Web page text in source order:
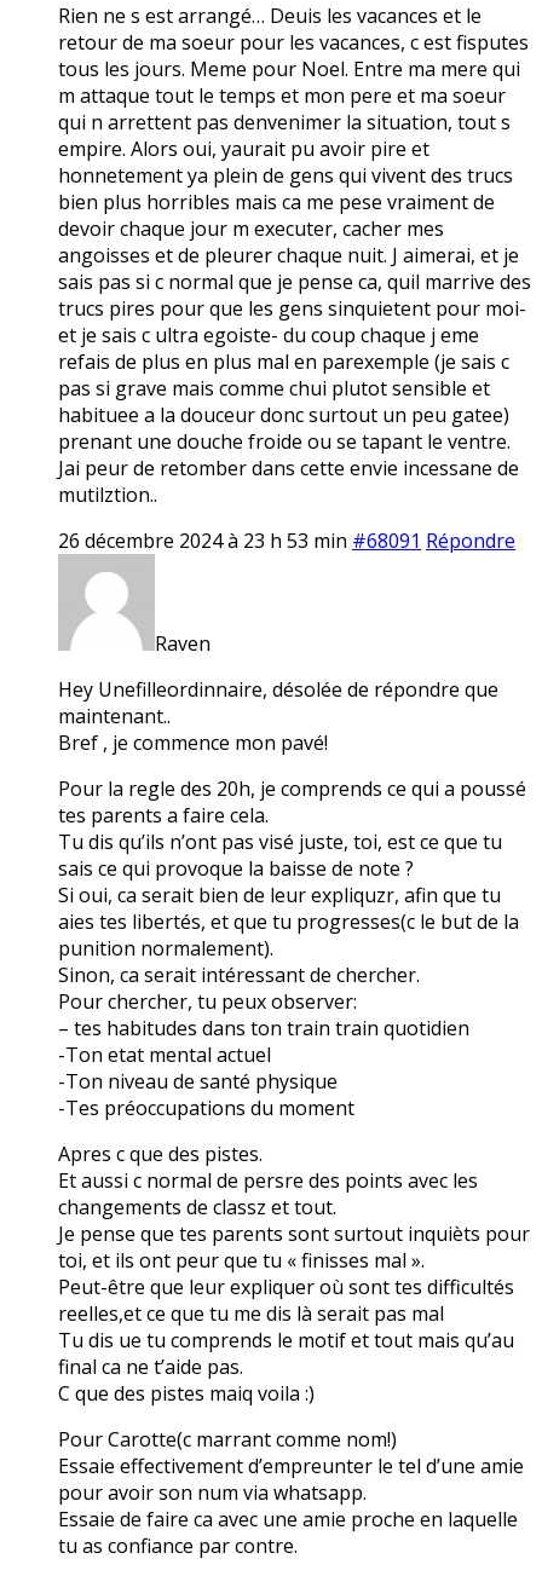
Rien ne s est arrangé… Deuis les vacances et le
retour de ma soeur pour les vacances, c est fisputes
tous les jours. Meme pour Noel. Entre ma mere qui
m attaque tout le temps et mon pere et ma soeur
qui n arrettent pas denvenimer la situation, tout s
empire. Alors oui, yaurait pu avoir pire et
honnetement ya plein de gens qui vivent des trucs
bien plus horribles mais ca me pese vraiment de
devoir chaque jour m executer, cacher mes
angoisses et de pleurer chaque nuit. J aimerai, et je
sais pas si c normal que je pense ca, quil marrive des
trucs pires pour que les gens sinquietent pour moi-
et je sais c ultra egoiste- du coup chaque j eme
refais de plus en plus mal en parexemple (je sais c
pas si grave mais comme chui plutot sensible et
habituee a la douceur donc surtout un peu gatee)
prenant une douche froide ou se tapant le ventre.
Jai peur de retomber dans cette envie incessane de
mutilztion..
26 décembre 2024 à 23 h 53 min #68091 Répondre
Raven
Hey Unefilleordinnaire, désolée de répondre que
maintenant..
Bref , je commence mon pavé!
Pour la regle des 20h, je comprends ce qui a poussé
tes parents a faire cela.
Tu dis qu’ils n’ont pas visé juste, toi, est ce que tu
sais ce qui provoque la baisse de note ?
Si oui, ca serait bien de leur expliquzr, afin que tu
aies tes libertés, et que tu progresses(c le but de la
punition normalement).
Sinon, ca serait intéressant de chercher.
Pour chercher, tu peux observer:
– tes habitudes dans ton train train quotidien
-Ton etat mental actuel
-Ton niveau de santé physique
-Tes préoccupations du moment
Apres c que des pistes.
Et aussi c normal de persre des points avec les
changements de classz et tout.
Je pense que tes parents sont surtout inquièts pour
toi, et ils ont peur que tu « finisses mal ».
Peut-être que leur expliquer où sont tes difficultés
reelles,et ce que tu me dis là serait pas mal
Tu dis ue tu comprends le motif et tout mais qu’au
final ca ne t’aide pas.
C que des pistes maiq voila :)
Pour Carotte(c marrant comme nom!)
Essaie effectivement d’empreunter le tel d’une amie
pour avoir son num via whatsapp.
Essaie de faire ca avec une amie proche en laquelle
tu as confiance par contre.